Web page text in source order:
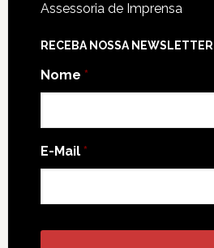
Assessoria de Imprensa
RECEBA NOSSA NEWSLETTER
Nome *
E-Mail *